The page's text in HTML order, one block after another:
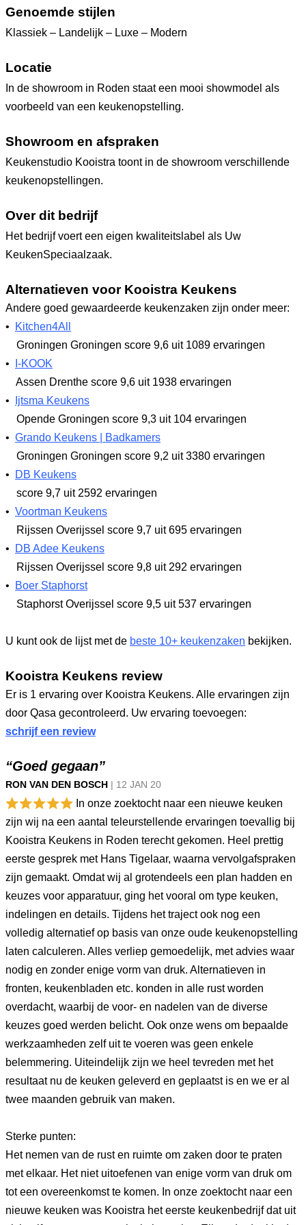
Genoemde stijlen
Klassiek – Landelijk – Luxe – Modern
Locatie
In de showroom in Roden staat een mooi showmodel als
voorbeeld van een keukenopstelling.
Showroom en afspraken
Keukenstudio Kooistra toont in de showroom verschillende
keukenopstellingen.
Over dit bedrijf
Het bedrijf voert een eigen kwaliteitslabel als Uw
KeukenSpeciaalzaak.
Alternatieven voor Kooistra Keukens
Andere goed gewaardeerde keukenzaken zijn onder meer:
•
Kitchen4All
Groningen Groningen score 9,6 uit 1089 ervaringen
•
I-KOOK
Assen Drenthe score 9,6 uit 1938 ervaringen
•
Ijtsma Keukens
Opende Groningen score 9,3 uit 104 ervaringen
• Grando Keukens | Badkamers
Groningen Groningen score 9,2 uit 3380 ervaringen
•
DB Keukens
score 9,7 uit 2592 ervaringen
• Voortman Keukens
Rijssen Overijssel score 9,7 uit 695 ervaringen
•
DB Adee Keukens
Rijssen Overijssel score 9,8 uit 292 ervaringen
•
Boer Staphorst
Staphorst Overijssel score 9,5 uit 537 ervaringen
U kunt ook de lijst met de beste 10+ keukenzaken bekijken.
Kooistra Keukens review
Er is 1 ervaring over Kooistra Keukens. Alle ervaringen zijn
door Qasa gecontroleerd. Uw ervaring toevoegen:
schrijf een review
“Goed gegaan”
RON VAN DEN BOSCH | 12 JAN 20
In onze zoektocht naar een nieuwe keuken
zijn wij na een aantal teleurstellende ervaringen toevallig bij
Kooistra Keukens in Roden terecht gekomen. Heel prettig
eerste gesprek met Hans Tigelaar, waarna vervolgafspraken
zijn gemaakt. Omdat wij al grotendeels een plan hadden en
keuzes voor apparatuur, ging het vooral om type keuken,
indelingen en details. Tijdens het traject ook nog een
volledig alternatief op basis van onze oude keukenopstelling
laten calculeren. Alles verliep gemoedelijk, met advies waar
nodig en zonder enige vorm van druk. Alternatieven in
fronten, keukenbladen etc. konden in alle rust worden
overdacht, waarbij de voor- en nadelen van de diverse
keuzes goed werden belicht. Ook onze wens om bepaalde
werkzaamheden zelf uit te voeren was geen enkele
belemmering. Uiteindelijk zijn we heel tevreden met het
resultaat nu de keuken geleverd en geplaatst is en we er al
twee maanden gebruik van maken.
Sterke punten:
Het nemen van de rust en ruimte om zaken door te praten
met elkaar. Het niet uitoefenen van enige vorm van druk om
tot een overeenkomst te komen. In onze zoektocht naar een
nieuwe keuken was Kooistra het eerste keukenbedrijf dat uit